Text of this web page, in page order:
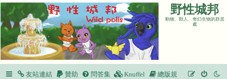
野性城邦
動物、獸人、奇幻生物的群居
處
友站連結 贊助 問答集 Knuffel 總版規